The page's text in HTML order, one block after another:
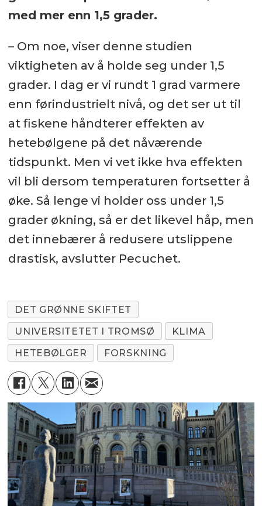
med mer enn 1,5 grader.
– Om noe, viser denne studien
viktigheten av å holde seg under 1,5
grader. I dag er vi rundt 1 grad varmere
enn førindustrielt nivå, og det ser ut til
at fiskene håndterer effekten av
hetebølgene på det nåværende
tidspunkt. Men vi vet ikke hva effekten
vil bli dersom temperaturen fortsetter å
øke. Så lenge vi holder oss under 1,5
grader økning, så er det likevel håp, men
det innebærer å redusere utslippene
drastisk, avslutter Pecuchet.
DET GRØNNE SKIFTET
UNIVERSITETET I TROMSØ
KLIMA
HETEBØLGER
FORSKNING